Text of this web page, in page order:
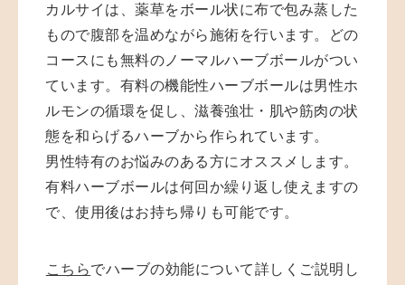
カルサイは、薬草をボール状に布で包み蒸した
もので腹部を温めながら施術を行います。どの
コースにも無料のノーマルハーブボールがつい
ています。有料の機能性ハーブボールは男性ホ
ルモンの循環を促し、滋養強壮・肌や筋肉の状
態を和らげるハーブから作られています。
男性特有のお悩みのある方にオススメします。
有料ハーブボールは何回か繰り返し使えますの
で、使用後はお持ち帰りも可能です。
こちらでハーブの効能について詳しくご説明し